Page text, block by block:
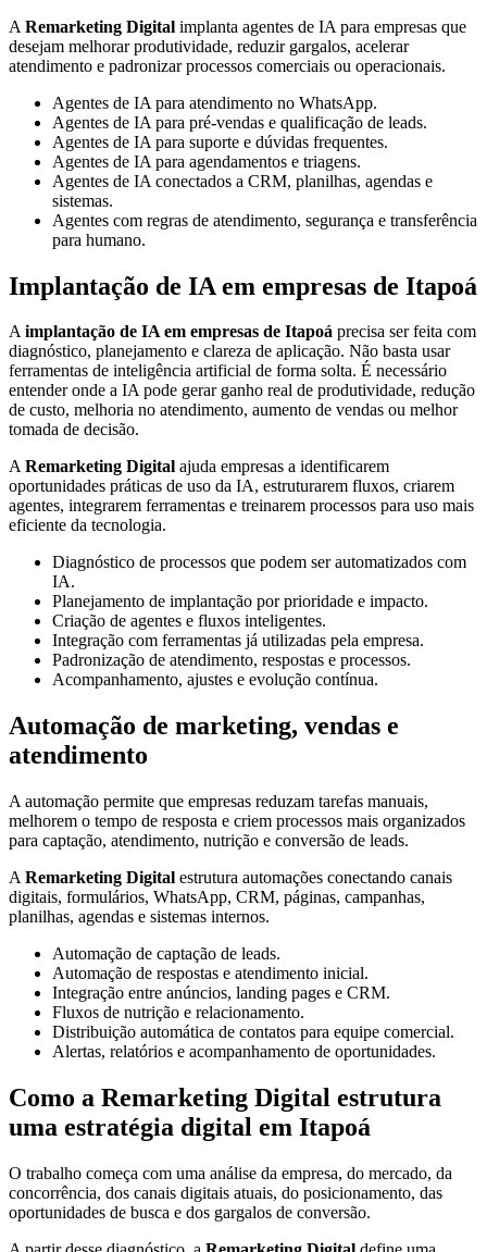
A Remarketing Digital implanta agentes de IA para empresas que
desejam melhorar produtividade, reduzir gargalos, acelerar
atendimento e padronizar processos comerciais ou operacionais.
Agentes de IA para atendimento no WhatsApp.
Agentes de IA para pré-vendas e qualificação de leads.
Agentes de IA para suporte e dúvidas frequentes.
Agentes de IA para agendamentos e triagens.
Agentes de IA conectados a CRM, planilhas, agendas e
sistemas.
Agentes com regras de atendimento, segurança e transferência
para humano.
Implantação de IA em empresas de Itapoá
Aimplantação de IA em empresas de Itapoá precisa ser feita com
diagnóstico, planejamento e clareza de aplicação. Não basta usar
ferramentas de inteligência artificial de forma solta. É necessário
entender onde a IA pode gerar ganho real de produtividade, redução
de custo, melhoria no atendimento, aumento de vendas ou melhor
tomada de decisão.
ARemarketing Digital ajuda empresas a identificarem
oportunidades práticas de uso da IA, estruturarem fluxos, criarem
agentes, integrarem ferramentas e treinarem processos para uso mais
eficiente da tecnologia.
Diagnóstico de processos que podem ser automatizados com
IA.
Planejamento de implantação por prioridade e impacto.
Criação de agentes e fluxos inteligentes.
Integração com ferramentas já utilizadas pela empresa.
Padronização de atendimento, respostas e processos.
Acompanhamento, ajustes e evolução contínua.
Automação de marketing, vendas e
atendimento
A automação permite que empresas reduzam tarefas manuais,
melhorem o tempo de resposta e criem processos mais organizados
para captação, atendimento, nutrição e conversão de leads.
A Remarketing Digital estrutura automações conectando canais
digitais, formulários, WhatsApp, CRM, páginas, campanhas,
planilhas, agendas e sistemas internos.
Automação de captação de leads.
Automação de respostas e atendimento inicial.
Integração entre anúncios, landing pages e CRM.
Fluxos de nutrição e relacionamento.
Distribuição automática de contatos para equipe comercial.
Alertas, relatórios e acompanhamento de oportunidades.
Como a Remarketing Digital estrutura
uma estratégia digital em Itapoá
O trabalho começa com uma análise da empresa, do mercado, da
concorrência, dos canais digitais atuais, do posicionamento, das
oportunidades de busca e dos gargalos de conversão.